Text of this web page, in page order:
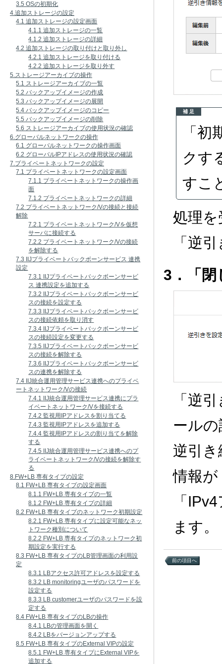
3.5 OSの初期化
4.追加ストレージの設定
4.1 追加ストレージの設定画面
4.1.1 追加ストレージの一覧
4.1.2 追加ストレージの詳細
4.2 追加ストレージの取り付けと取り外し
4.2.1 追加ストレージを取り付ける
4.2.2 追加ストレージを取り外す
5.ストレージアーカイブの操作
5.1 ストレージアーカイブの一覧
5.2 バックアップイメージの作成
5.3 バックアップイメージの展開
5.4 バックアップイメージのコピー
5.5 バックアップイメージの削除
5.6 ストレージアーカイブの使用状況の確認
6.グローバルネットワークの操作
6.1 グローバルネットワークの操作画面
6.2 グローバルIPアドレスの使用状況の確認
7.プライベートネットワークの設定
7.1 プライベートネットワークの設定画面
7.1.1 プライベートネットワークの操作画
面
7.1.2 プライベートネットワークの詳細
7.2 プライベートネットワーク/Vの接続と接続
解除
7.2.1 プライベートネットワーク/Vを仮想
サーバに接続する
7.2.2 プライベートネットワーク/Vの接続
を解除する
7.3 IIJプライベートバックボーンサービス 連携
設定
7.3.1 IIJプライベートバックボーンサービ
ス 連携設定を追加する
7.3.2 IIJプライベートバックボーンサービ
スの接続を設定する
7.3.3 IIJプライベートバックボーンサービ
スの接続依頼を取り消す
7.3.4 IIJプライベートバックボーンサービ
スの接続設定を変更する
7.3.5 IIJプライベートバックボーンサービ
スの接続を解除する
7.3.6 IIJプライベートバックボーンサービ
スの連携を解除する
7.4 IIJ統合運用管理サービス連携へのプライベ
ートネットワーク/Vの接続
7.4.1 IIJ統合運用管理サービス連携にプラ
イベートネットワーク/Vを接続する
7.4.2 監視用IPアドレスを割り当てる
7.4.3 監視用IPアドレスを追加する
7.4.4 監視用IPアドレスの割り当てを解除
する
7.4.5 IIJ統合運用管理サービス連携へのプ
ライベートネットワーク/Vの接続を解除す
る
8.FW+LB 専有タイプの設定
8.1 FW+LB 専有タイプの設定画面
8.1.1 FW+LB 専有タイプの一覧
8.1.2 FW+LB 専有タイプの詳細
8.2 FW+LB 専有タイプのネットワーク初期設定
8.2.1 FW+LB 専有タイプに設定可能なネッ
トワーク種別について
8.2.2 FW+LB 専有タイプのネットワーク初
期設定を実行する
8.3 FW+LB 専有タイプのLB管理画面の利用設
定
8.3.1 LBアクセス許可アドレスを設定する
8.3.2 LB monitoringユーザのパスワードを
設定する
8.3.3 LB customerユーザのパスワードを設
定する
8.4 FW+LB 専有タイプのLBの操作
8.4.1 LBの管理画面を開く
8.4.2 LBをバージョンアップする
8.5 FW+LB 専有タイプのExternal VIPの設定
8.5.1 FW+LB 専有タイプにExternal VIPを
追加する
補 足
「
クす
すこ
処理
「逆
3．「閉
「逆
ール
逆引
情報が
「
ます。
前の項目へ